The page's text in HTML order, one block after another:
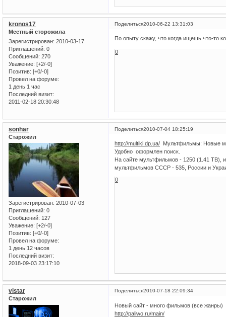
Поделиться2010-06-22 13:31:03
kronos17
Местный сторожила
Зарегистрирован: 2010-03-17
Приглашений: 0
Сообщений: 270
Уважение: [+2/-0]
Позитив: [+0/-0]
Провел на форуме:
1 день 1 час
Последний визит:
2011-02-18 20:30:48
По опыту скажу, что когда ищешь что-то
0
Поделиться2010-07-04 18:25:19
sonhar
Старожил
Зарегистрирован: 2010-07-03
Приглашений: 0
Сообщений: 127
Уважение: [+2/-0]
Позитив: [+0/-0]
Провел на форуме:
1 день 12 часов
Последний визит:
2018-09-03 23:17:10
http://multiki.dp.ua/ Мультфильмы: Новые
Удобно оформлен поиск.
На сайте мультфильмов - 1250 (1.41 TB),
мультфильмов СССР - 535, России и
0
Поделиться2010-07-18 22:09:34
vistar
Старожил
Новый сайт - много фильмов (все жанры)
http://paliwo.ru/main/